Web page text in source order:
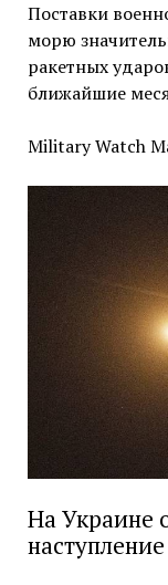
Поставки
морю
ракетных
ближайшие
Military Watch
На Украине